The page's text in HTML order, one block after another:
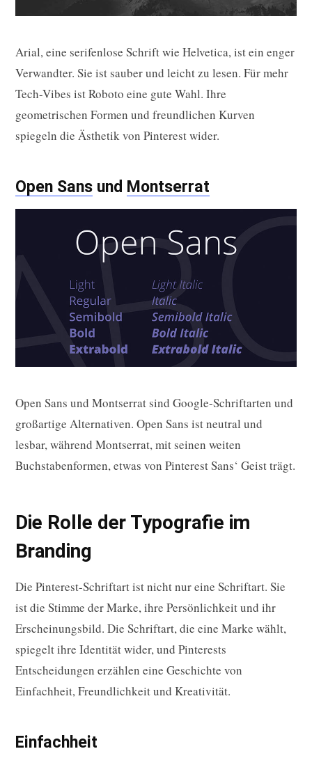
Arial, eine serifenlose Schrift wie Helvetica, ist ein enger
Verwandter. Sie ist sauber und leicht zu lesen. Für mehr
Tech-Vibes ist Roboto eine gute Wahl. Ihre
geometrischen Formen und freundlichen Kurven
spiegeln die Ästhetik von Pinterest wider.
Open Sans und Montserrat
Open Sans und Montserrat sind Google-Schriftarten und
großartige Alternativen. Open Sans ist neutral und
lesbar, während Montserrat, mit seinen weiten
Buchstabenformen, etwas von Pinterest Sans‘ Geist trägt.
Die Rolle der Typografie im
Branding
Die Pinterest-Schriftart ist nicht nur eine Schriftart. Sie
ist die Stimme der Marke, ihre Persönlichkeit und ihr
Erscheinungsbild. Die Schriftart, die eine Marke wählt,
spiegelt ihre Identität wider, und Pinterests
Entscheidungen erzählen eine Geschichte von
Einfachheit, Freundlichkeit und Kreativität.
Einfachheit